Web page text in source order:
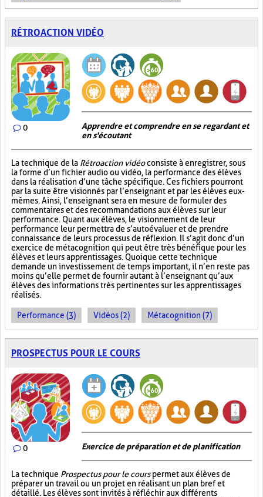
RÉTROACTION VIDÉO
0
Apprendre et comprendre en se regardant et
en s'écoutant
La technique de la Rétroaction vidéoconsiste à enregistrer, sous
la forme d’un fichier audio ou vidéo, la performance des élèves
dans la réalisation d’une tâche spécifique. Ces fichiers pourront
par la suite être visionnés par l’enseignant et par les élèves eux-
mêmes. Ainsi, l’enseignant sera en mesure de formuler des
commentaires et des recommandations aux élèves sur leur
performance. Quant aux élèves, le visionnement de leur
performance leur permettra de s’autoévaluer et de prendre
connaissance de leurs processus de réflexion. Il s’agit donc d’un
exercice de métacognition qui peut être très bénéfique pour les
élèves et leurs apprentissages. Quoique cette technique
demande un investissement de temps important, il n’en reste pas
moins qu’elle permet de fournir autant à l’enseignant qu’aux
élèves des informations très pertinentes sur les apprentissages
réalisés.
Performance (3) Vidéos (2) Métacognition (7)
PROSPECTUS POUR LE COURS
0 Exercice de préparation et de planification
La technique Prospectus pour le courspermet aux élèves de
préparer un travail ou un projet en réalisant un plan bref et
détaillé. Les élèves sont invités à réfléchir aux différents